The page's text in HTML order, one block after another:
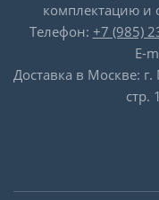
комплектацию и
Телефон: +7 (985)
E-
Доставка в Москве:
стр.